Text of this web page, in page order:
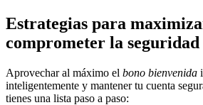
Estrategias para
comprometer la seguridad
Aprovechar al máximo el bono bienvenida
inteligentemente y mantener tu cuenta
tienes una lista paso a paso: